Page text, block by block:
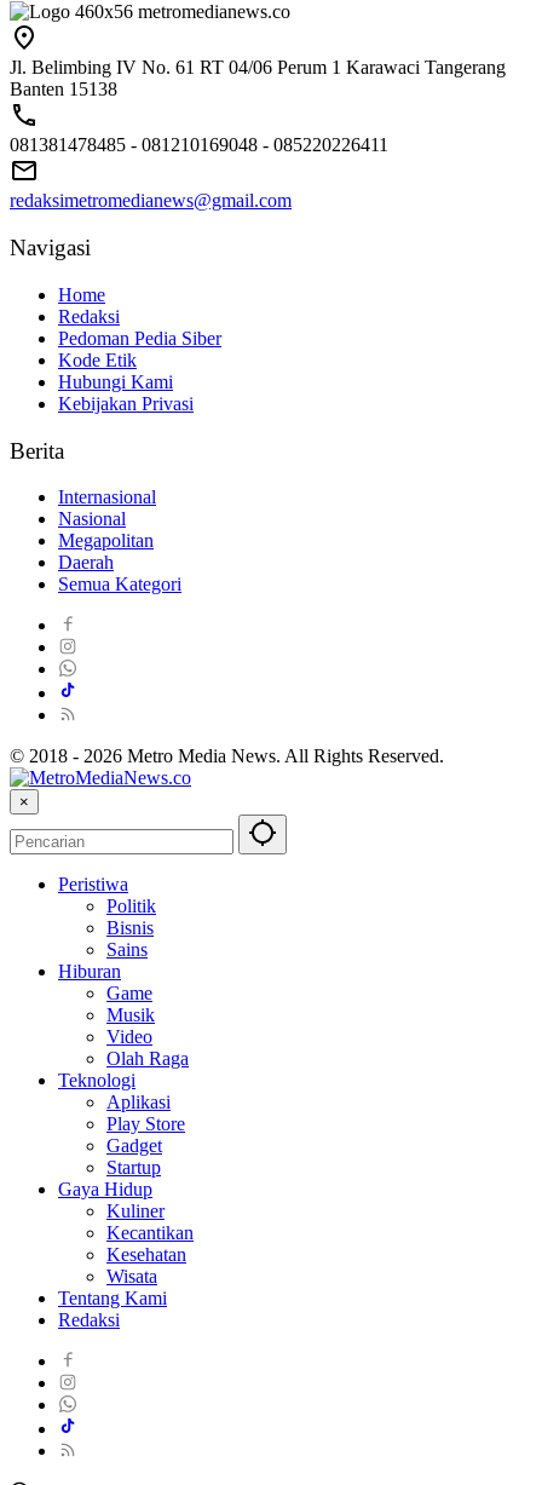
Jl. Belimbing IV No. 61 RT 04/06 Perum 1 Karawaci Tangerang
Banten 15138
081381478485 - 081210169048 - 085220226411
redaksimetromedianews@gmail.com
Navigasi
Home
Redaksi
Pedoman Pedia Siber
Kode Etik
Hubungi Kami
Kebijakan Privasi
Berita
Internasional
Nasional
Megapolitan
Daerah
Semua Kategori
© 2018 - 2026 Metro Media News. All Rights Reserved.
×
Peristiwa
Politik
Bisnis
Sains
Hiburan
Game
Musik
Video
Olah Raga
Teknologi
Aplikasi
Play Store
Gadget
Startup
Gaya Hidup
Kuliner
Kecantikan
Kesehatan
Wisata
Tentang Kami
Redaksi